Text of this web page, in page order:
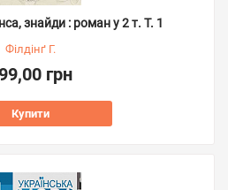
знайди : роман у 2 т. Т. 1
Філдінґ Г.
грн
Купити